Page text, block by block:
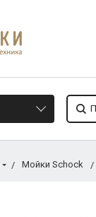
Мойки Schock